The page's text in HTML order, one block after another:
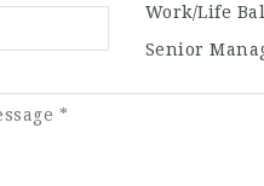
Work/Life
Senior